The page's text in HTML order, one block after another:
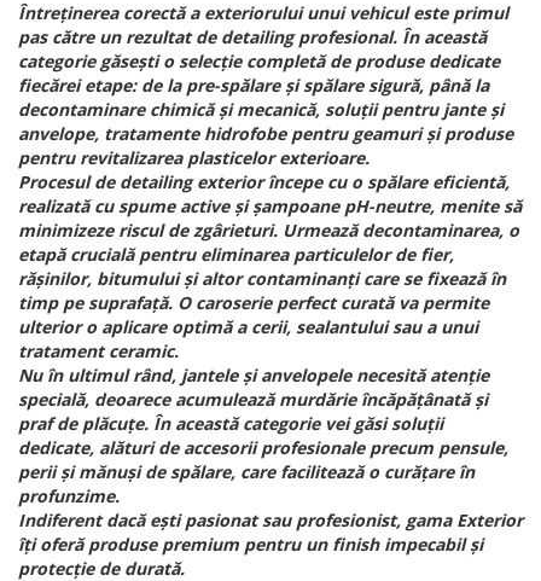
Întreținerea corectă a exteriorului unui vehicul este primul
pas către un rezultat de detailing profesional. În această
categorie găsești o selecție completă de produse dedicate
fiecărei etape: de la pre-spălare și spălare sigură, până la
decontaminare chimică și mecanică, soluții pentru jante și
anvelope, tratamente hidrofobe pentru geamuri și produse
pentru revitalizarea plasticelor exterioare.
Procesul de detailing exterior începe cu o spălare eficientă,
realizată cu spume active și șampoane pH-neutre, menite să
minimizeze riscul de zgârieturi. Urmează decontaminarea, o
etapă crucială pentru eliminarea particulelor de fier,
rășinilor, bitumului și altor contaminanți care se fixează în
timp pe suprafață. O caroserie perfect curată va permite
ulterior o aplicare optimă a cerii, sealantului sau a unui
tratament ceramic.
Nu în ultimul rând, jantele și anvelopele necesită atenție
specială, deoarece acumulează murdărie încăpățânată și
praf de plăcuțe. În această categorie vei găsi soluții
dedicate, alături de accesorii profesionale precum pensule,
perii și mănuși de spălare, care facilitează o curățare în
profunzime.
Indiferent dacă ești pasionat sau profesionist, gama Exterior
îți oferă produse premium pentru un finish impecabil și
protecție de durată.